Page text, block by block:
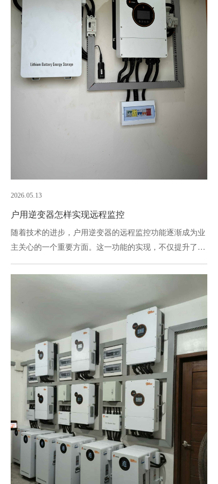
2026.05.13
户用逆变器怎样实现远程监控
随着技术的进步，户用逆变器的远程监控功能逐渐成为业
主关心的一个重要方面。这一功能的实现，不仅提升了用
户体验，还使家庭光伏系统的运维管理更加高效。